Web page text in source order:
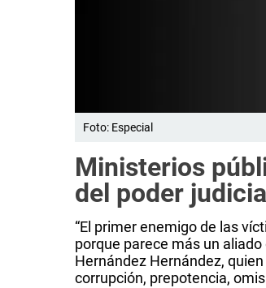
Foto: Especial
Ministerios
del poder
“El primer enemigo de las
porque parece más un
Hernández Hernández,
corrupción, prepotencia,